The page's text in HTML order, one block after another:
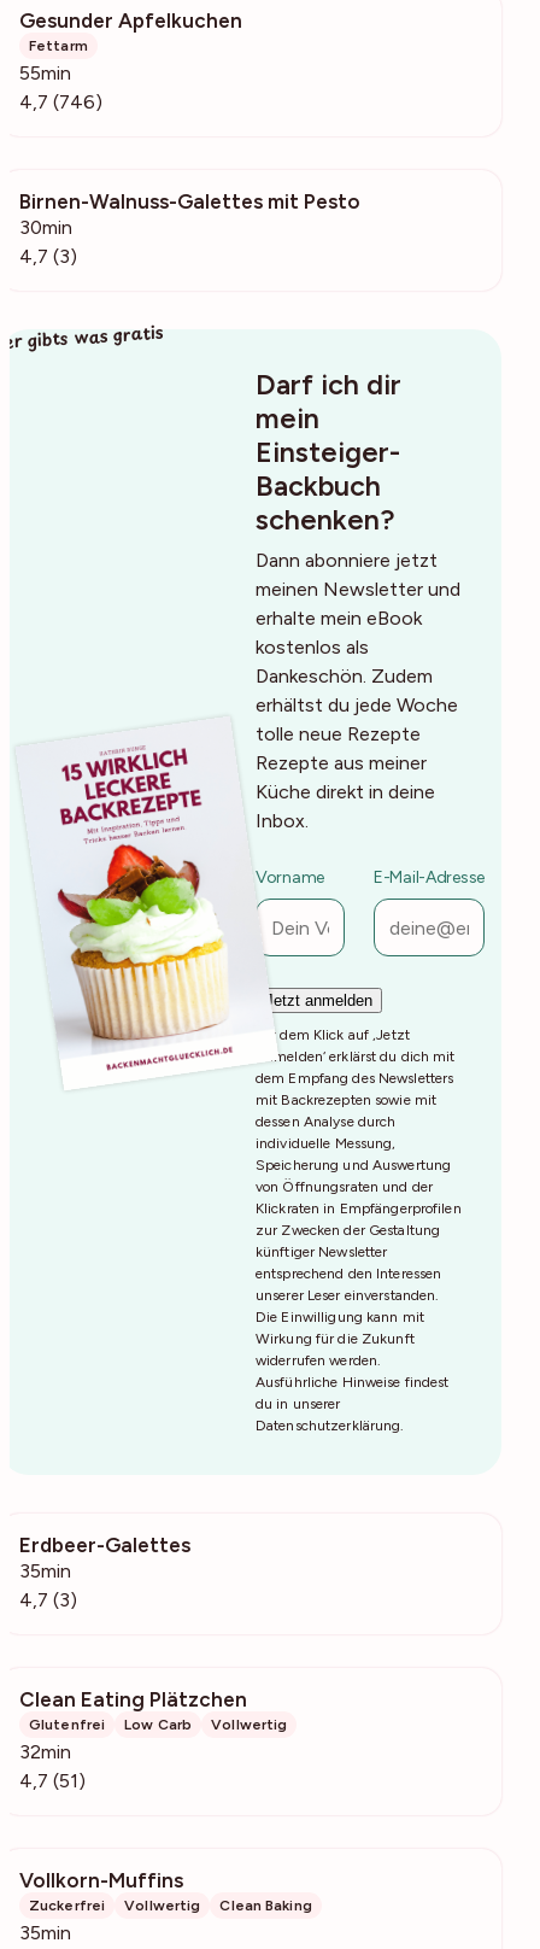
Gesunder Apfelkuchen
Fettarm
55min
4,7 (746)
Birnen-Walnuss-Galettes mit Pesto
30min
4,7 (3)
Darf ich dir
mein
Einsteiger-
Backbuch
schenken?
Dann abonniere jetzt
meinen Newsletter und
erhalte mein eBook
kostenlos als
Dankeschön. Zudem
erhältst du jede Woche
tolle neue Rezepte
Rezepte aus meiner
Küche direkt in deine
Inbox.
Vorname E-Mail-Adresse
Mit dem Klick auf ‚Jetzt
Anmelden‘ erklärst du dich mit
dem Empfang des Newsletters
mit Backrezepten sowie mit
dessen Analyse durch
individuelle Messung,
Speicherung und Auswertung
von Öffnungsraten und der
Klickraten in Empfängerprofilen
zur Zwecken der Gestaltung
künftiger Newsletter
entsprechend den Interessen
unserer Leser einverstanden.
Die Einwilligung kann mit
Wirkung für die Zukunft
widerrufen werden.
Ausführliche Hinweise findest
du in unserer
Datenschutzerklärung.
gibts was gratis
Erdbeer-Galettes
35min
4,7 (3)
Clean Eating Plätzchen
Glutenfrei Low Carb Vollwertig
32min
4,7 (51)
Vollkorn-Muffins
Zuckerfrei Vollwertig Clean Baking
35min